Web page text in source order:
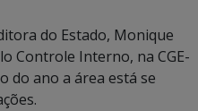
do Estado, Monique
Controle Interno, na CGE-
do ano a área está se